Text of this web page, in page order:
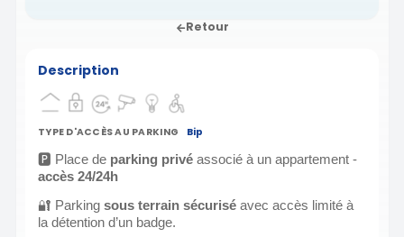
Retour
Description
TYPE D'ACCÈS AU PARKING Bip
🅿️ Place de parking privé associé à un appartement -
accès 24/24h
🔐 Parking sous terrain sécurisé avec accès limité à
la détention d’un badge.